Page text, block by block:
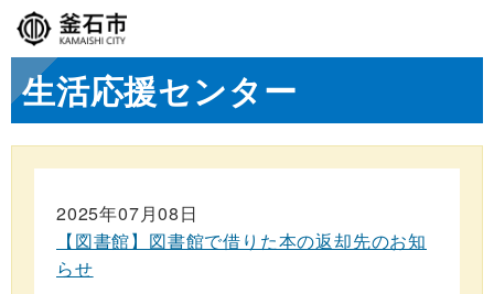
生活応援センター
2025年07月08日
【図書館】図書館で借りた本の返却先のお知
らせ